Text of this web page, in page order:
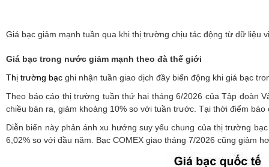
Giá bạc giảm mạnh tuần qua khi thị trường chịu tác động từ dữ liệu
Giá bạc trong nước giảm mạnh theo đà thế giới
Thị trường bạc ghi nhận tuần giao dịch đầy biến động khi giá bạc
Theo báo cáo thị trường tuần thứ hai tháng 6/2026 của Tập đoàn
chiều bán ra, giảm khoảng 10% so với tuần trước. Tại thời điểm
Diễn biến này phản ánh xu hướng suy yếu chung của thị trường
6,02% so với đầu năm. Bạc COMEX giao tháng 7/2026 cũng giảm